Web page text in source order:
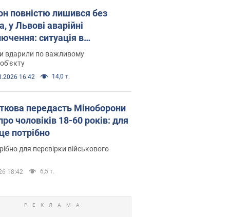
повністю лишився без
у Львові аварійні
ситуація в
6 серпня
вдарили по важливому
16:42 14,0 т.
передасть Міноборони
чоловіків 18-60 років: для
потрібно
для перевірки військового
18:42 6,5 т.